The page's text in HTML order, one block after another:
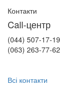
Контакти
Call-центр
(044) 507-17-19
(063) 263-77-62
Всі контакти